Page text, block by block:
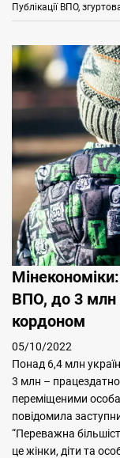
Categories
Публікації Tags
ВПО,
ВПО, до 3 млн
кордоном
05/10/2022
Понад 6,4 млн
3 млн –
переміщеними
повідомила
“Переважна
це жінки, діти та